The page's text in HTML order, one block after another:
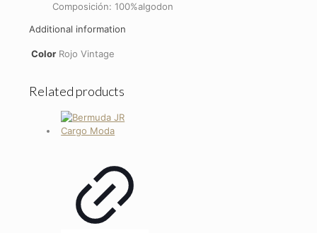
Composición: 100%algodon
Additional information
Color Rojo Vintage
Related products